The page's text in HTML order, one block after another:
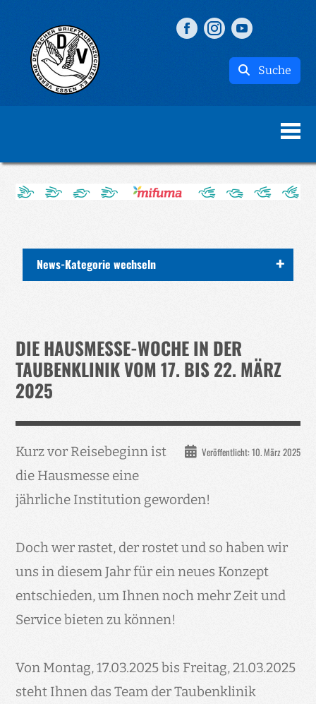
Suche
News-Kategorie wechseln
Events
Taubenklinik
Tierschutz
Medien
Jugendliche
DIE HAUSMESSE-WOCHE IN DER
TAUBENKLINIK VOM 17. BIS 22. MÄRZ
2025
Veröffentlicht: 10. März 2025
Kurz vor Reisebeginn ist
die Hausmesse eine
jährliche Institution geworden!
Doch wer rastet, der rostet und so haben wir
uns in diesem Jahr für ein neues Konzept
entschieden, um Ihnen noch mehr Zeit und
Service bieten zu können!
Von Montag, 17.03.2025 bis Freitag, 21.03.2025
steht Ihnen das Team der Taubenklinik